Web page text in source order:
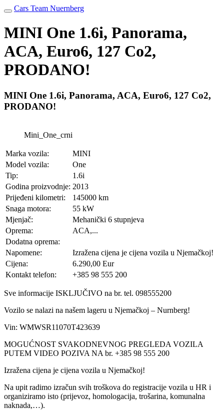
Cars Team Nuernberg
MINI One 1.6i, Panorama,
ACA, Euro6, 127 Co2,
PRODANO!
MINI One 1.6i, Panorama, ACA, Euro6, 127 Co2,
PRODANO!
Mini_One_crni
Marka vozila:
MINI
Model vozila:
One
Tip:
1.6i
Godina proizvodnje: 2013
Prijeđeni kilometri:
145000 km
Snaga motora:
55 kW
Mjenjač:
Mehanički 6 stupnjeva
Oprema:
ACA,...
Dodatna oprema:
Napomene:
Izražena cijena je cijena vozila u Njemačkoj!
Cijena:
6.290,00 Eur
Kontakt telefon:
+385 98 555 200
Sve informacije ISKLJUČIVO na br. tel. 098555200
Vozilo se nalazi na našem lageru u Njemačkoj – Nurnberg!
Vin: WMWSR11070T423639
MOGUĆNOST SVAKODNEVNOG PREGLEDA VOZILA
PUTEM VIDEO POZIVA NA br. +385 98 555 200
Izražena cijena je cijena vozila u Njemačkoj!
Na upit radimo izračun svih troškova do registracije vozila u HR i
organiziramo isto (prijevoz, homologacija, trošarina, komunalna
naknada,…).